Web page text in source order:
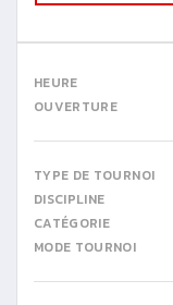
HEURE
OUVERTURE
TYPE DE TOURNOI
DISCIPLINE
CATÉGORIE
MODE TOURNOI